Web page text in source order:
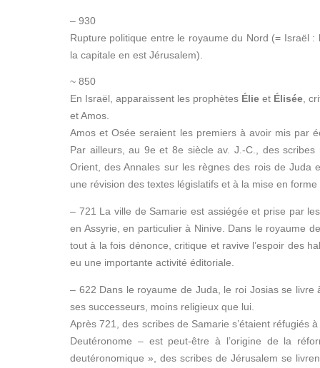
– 930
Rupture politique entre le royaume du Nord (= Israël
la capitale en est Jérusalem).
~ 850
En Israël, apparaissent les prophètes Élie et Élisée,
et Amos.
Amos et Osée seraient les premiers à avoir mis par
Par ailleurs, au 9e et 8e siècle av. J.-C., des
Orient, des Annales sur les règnes des rois de Juda
une révision des textes législatifs et à la mise en
– 721 La ville de Samarie est assiégée et prise par
en Assyrie, en particulier à Ninive. Dans le royaume
tout à la fois dénonce, critique et ravive l’espoir des
eu une importante activité éditoriale.
– 622 Dans le royaume de Juda, le roi Josias se
ses successeurs, moins religieux que lui.
Après 721, des scribes de Samarie s’étaient réfugiés
Deutéronome – est peut-être à l’origine de la
deutéronomique », des scribes de Jérusalem se